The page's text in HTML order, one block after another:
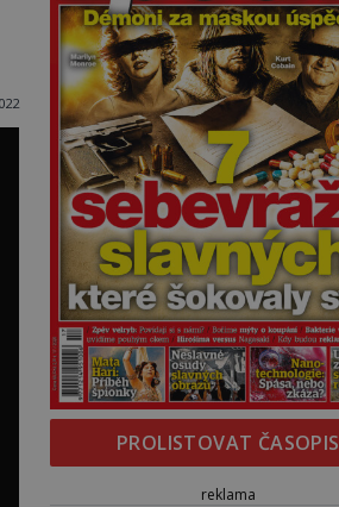
PROLISTOVAT ČASOPIS
reklama